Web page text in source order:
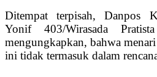
Ditempat terpisah, Danpos
Yonif 403/Wirasada
mengungkapkan, bahwa
ini tidak termasuk dalam